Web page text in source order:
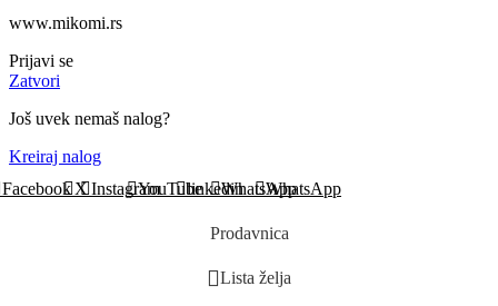
www.mikomi.rs
Prijavi se
Zatvori
Još uvek nemaš nalog?
Kreiraj nalog
Facebook XInstagramYouTubelinkedinWhatsAppWhatsApp
Prodavnica
Lista želja